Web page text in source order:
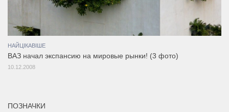
НАЙЦІКАВІШЕ
ВАЗ начал экспансию на мировые рынки! (3 фото)
10.12.2008
ПОЗНАЧКИ